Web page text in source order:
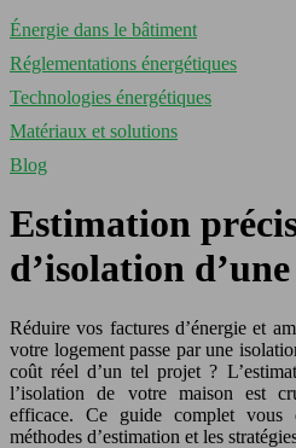
Énergie dans le bâtiment
Réglementations énergétiques
Technologies énergétiques
Matériaux et solutions
Blog
Estimation
d’isolation
Réduire vos factures d’énergie et
votre logement passe par une
coût réel d’un tel projet ?
l’isolation de votre maison est
efficace. Ce guide complet vous
méthodes d’estimation et les